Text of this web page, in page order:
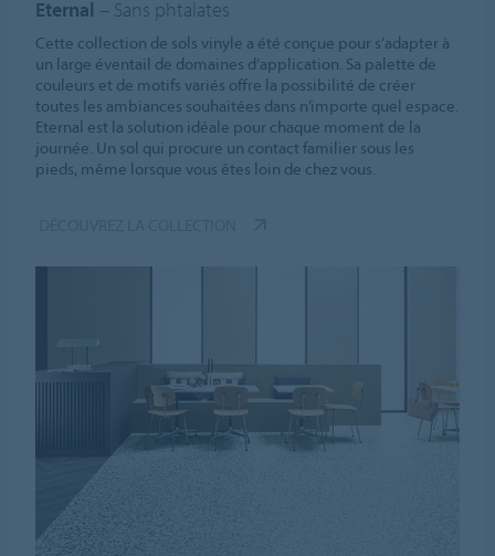
Eternal – Sans phtalates
Cette collection de sols vinyle a été conçue pour s’adapter à
un large éventail de domaines d’application. Sa palette de
couleurs et de motifs variés offre la possibilité de créer
toutes les ambiances souhaitées dans n’importe quel espace.
Eternal est la solution idéale pour chaque moment de la
journée. Un sol qui procure un contact familier sous les
pieds, même lorsque vous êtes loin de chez vous.